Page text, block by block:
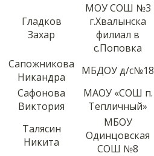
Гладков
Захар
МОУ СОШ №3
г.Хвалынска
филиал в
с.Поповка
Сапожникова
Никандра
МБДОУ д/с№18
Сафонова
Виктория
МАОУ «СОШ п.
Тепличный»
Талясин
Никита
МБОУ
Одинцовская
СОШ №8